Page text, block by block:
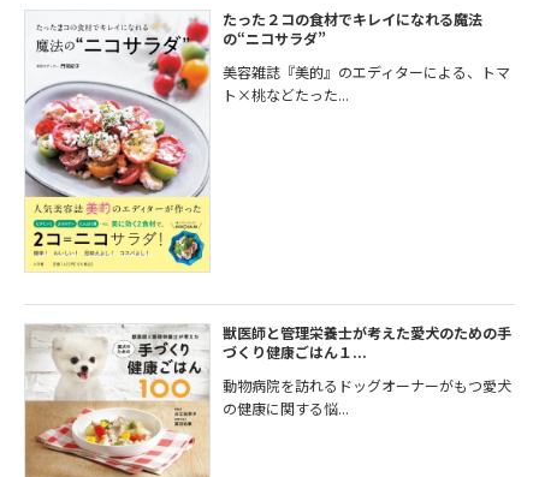
たった２コの食材でキレイになれる魔法
の“ニコサラダ”
美容雑誌『美的』のエディターによる、トマ
ト×桃などたった...
獣医師と管理栄養士が考えた愛犬のための手
づくり健康ごはん１...
動物病院を訪れるドッグオーナーがもつ愛犬
の健康に関する悩...